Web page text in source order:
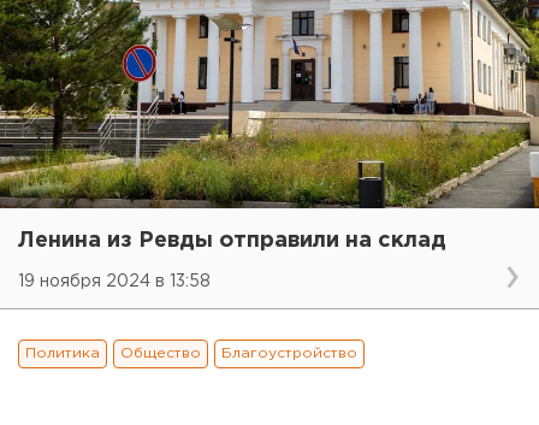
Ленина из Ревды отправили на склад
19 ноября 2024 в 13:58
Политика Общество Благоустройство